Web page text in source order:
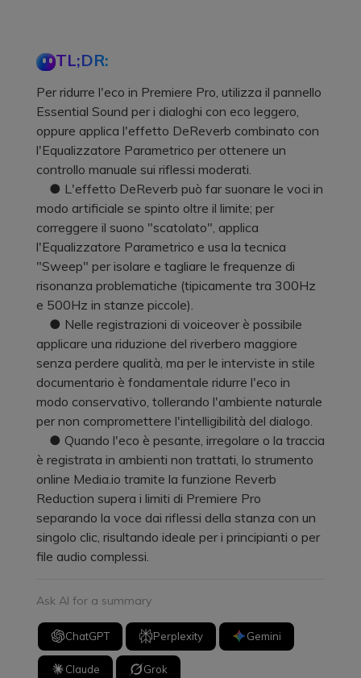
TL;DR:
Per ridurre l'eco in Premiere Pro, utilizza il pannello
Essential Sound per i dialoghi con eco leggero,
oppure applica l'effetto DeReverb combinato con
l'Equalizzatore Parametrico per ottenere un
controllo manuale sui riflessi moderati.
● L'effetto DeReverb può far suonare le voci in
modo artificiale se spinto oltre il limite; per
correggere il suono "scatolato", applica
l'Equalizzatore Parametrico e usa la tecnica
"Sweep" per isolare e tagliare le frequenze di
risonanza problematiche (tipicamente tra 300Hz
e 500Hz in stanze piccole).
● Nelle registrazioni di voiceover è possibile
applicare una riduzione del riverbero maggiore
senza perdere qualità, ma per le interviste in stile
documentario è fondamentale ridurre l'eco in
modo conservativo, tollerando l'ambiente naturale
per non compromettere l'intelligibilità del dialogo.
● Quando l'eco è pesante, irregolare o la traccia
è registrata in ambienti non trattati, lo strumento
online Media.io tramite la funzione Reverb
Reduction supera i limiti di Premiere Pro
separando la voce dai riflessi della stanza con un
singolo clic, risultando ideale per i principianti o per
file audio complessi.
Ask AI for a summary
ChatGPT Perplexity Gemini
Claude Grok